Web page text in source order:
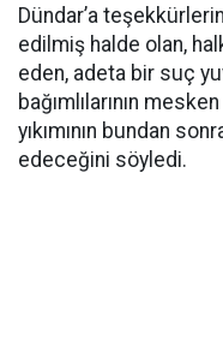
Dündar’a
edilmiş halde olan,
eden, adeta bir suç
bağımlılarının
yıkımının bundan
edeceğini söyledi.